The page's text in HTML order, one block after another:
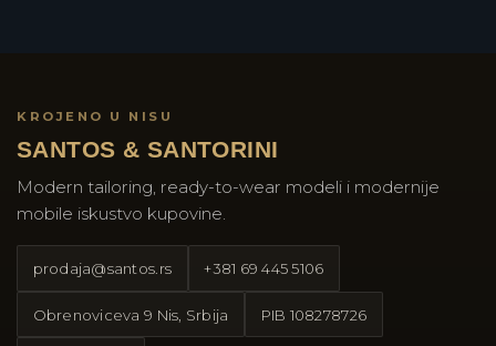
KROJENO U NISU
SANTOS & SANTORINI
Modern tailoring, ready-to-wear modeli i modernije
mobile iskustvo kupovine.
prodaja@santos.rs +381 69 445 5106
Obrenoviceva 9 Nis, Srbija PIB 108278726